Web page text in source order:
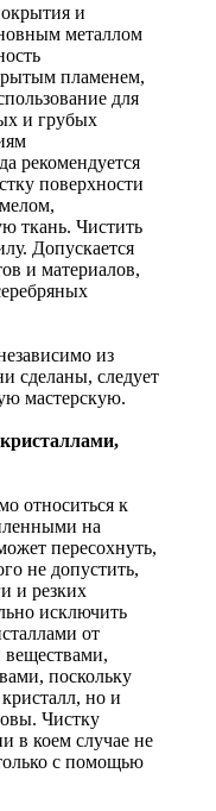
и
металлом
пламенем,
для
и грубых
рекомендуется
поверхности
ткань. Чистить
Допускается
и материалов,
из
сделаны, следует
мастерскую.
относиться к
на
пересохнуть,
не допустить,
и резких
исключить
от
веществами,
поскольку
но и
Чистку
в коем случае не
с помощью